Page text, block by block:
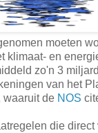
moeten
klimaat- en
zo'n 3
van het
waaruit de NOS
die